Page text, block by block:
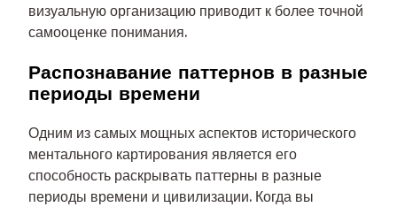
визуальную организацию приводит к более точной
самооценке понимания.
Распознавание паттернов в разные
периоды времени
Одним из самых мощных аспектов исторического
ментального картирования является его
способность раскрывать паттерны в разные
периоды времени и цивилизации. Когда вы